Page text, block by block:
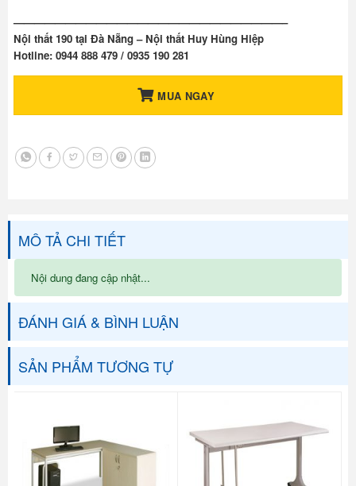
——————————————————————————–
Nội thất 190 tại Đà Nẵng – Nội thất Huy Hùng Hiệp
Hotline: 0944 888 479 / 0935 190 281
MUA NGAY
MÔ TẢ CHI TIẾT
Nội dung đang cập nhật...
ĐÁNH GIÁ & BÌNH LUẬN
SẢN PHẨM TƯƠNG TỰ